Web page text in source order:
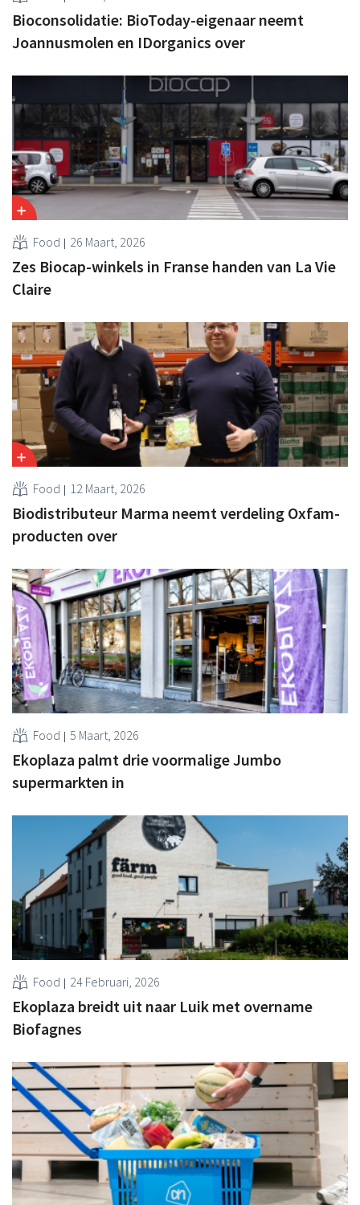
Bioconsolidatie: BioToday-eigenaar neemt
Joannusmolen en IDorganics over
Food 26 Maart, 2026
Zes Biocap-winkels in Franse handen van La Vie
Claire
Food 12 Maart, 2026
Biodistributeur Marma neemt verdeling Oxfam-
producten over
Food 5 Maart, 2026
Ekoplaza palmt drie voormalige Jumbo
supermarkten in
Food 24 Februari, 2026
Ekoplaza breidt uit naar Luik met overname
Biofagnes